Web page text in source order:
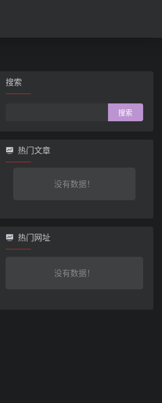
搜索
热门文章
没有数据！
热门网址
没有数据！